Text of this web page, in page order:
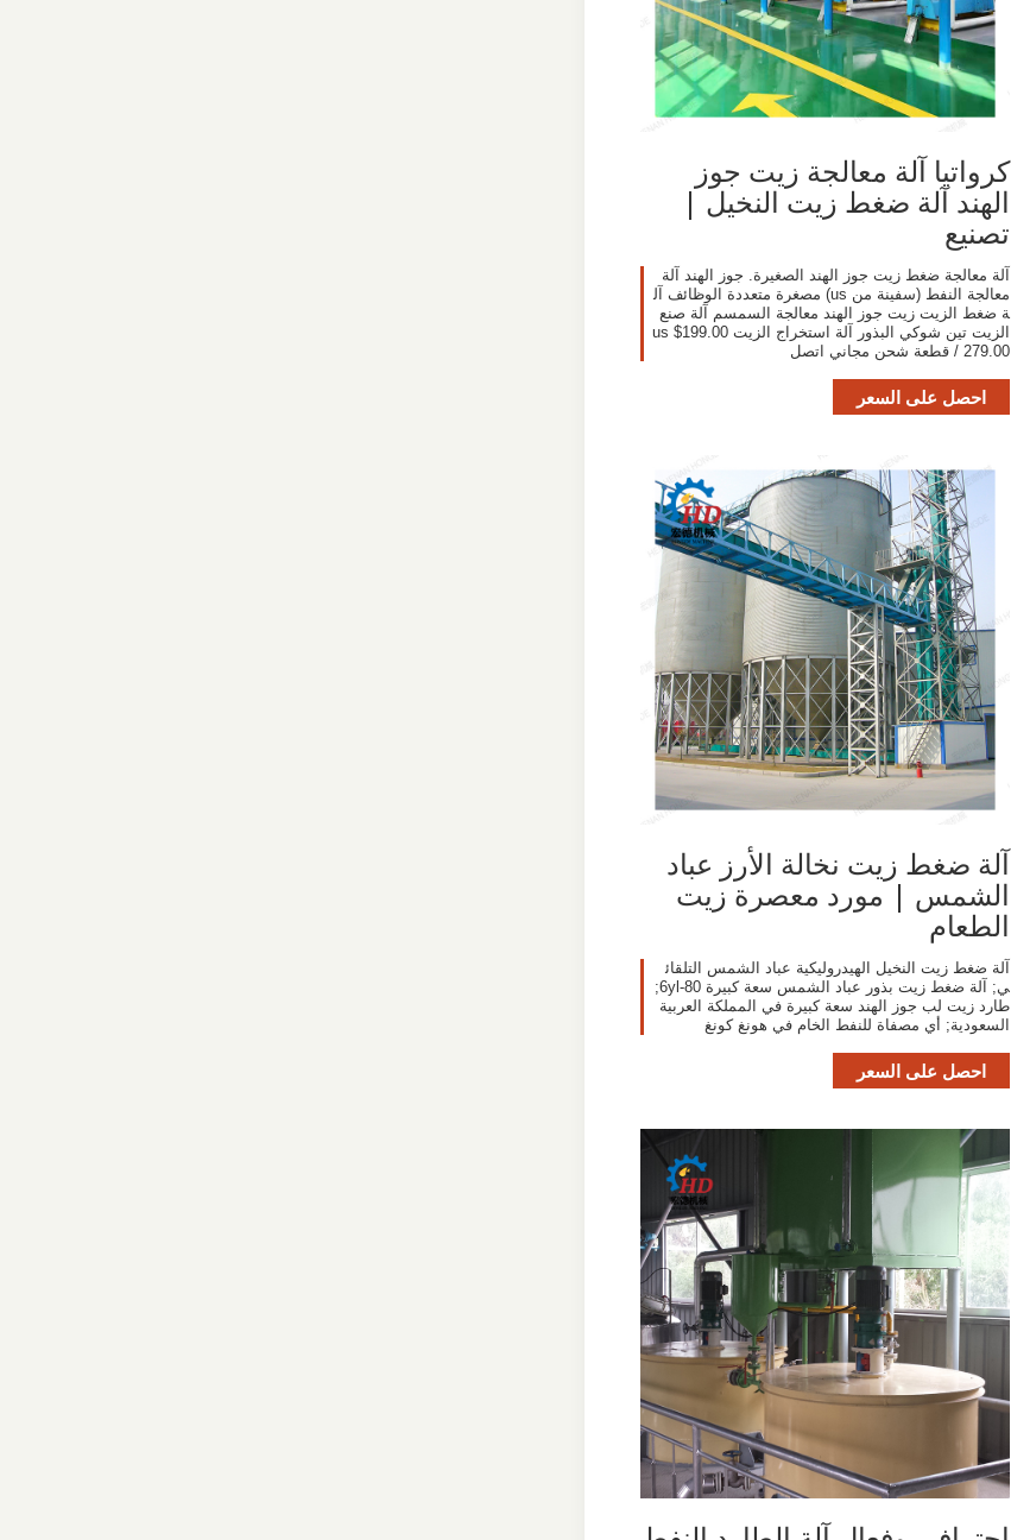
كرواتيا آلة معالجة زيت جوز
الهند آلة ضغط زيت النخيل |
تصنيع
آلة معالجة ضغط زيت جوز الهند الصغيرة. جوز الهند آلة
معالجة النفط (سفينة من us) مصغرة متعددة الوظائف آل
ة ضغط الزيت زيت جوز الهند معالجة السمسم آلة صنع
الزيت تين شوكي البذور آلة استخراج الزيت us $199.00
279.00 / قطعة شحن مجاني اتصل
احصل على السعر
آلة ضغط زيت نخالة الأرز عباد
الشمس | مورد معصرة زيت
الطعام
آلة ضغط زيت النخيل الهيدروليكية عباد الشمس التلقائ
ي; آلة ضغط زيت بذور عباد الشمس سعة كبيرة 6yl-80;
طارد زيت لب جوز الهند سعة كبيرة في المملكة العربية
السعودية; أي مصفاة للنفط الخام في هونغ كونغ
احصل على السعر